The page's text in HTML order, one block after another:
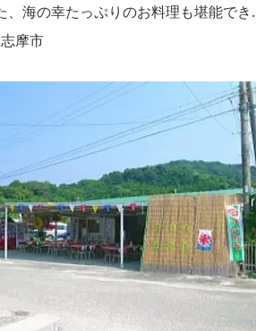
、海の幸たっぷりのお料理も堪能でき
志摩市